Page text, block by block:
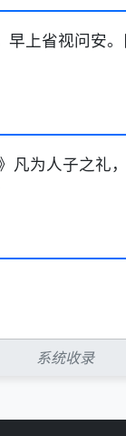
早上省视问安
凡为人子之礼
系统收录